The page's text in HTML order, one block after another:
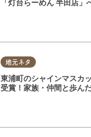
「灯台らーめん 半田店
地元ネタ
東浦町のシャインマスカ
受賞！家族・仲間と歩ん